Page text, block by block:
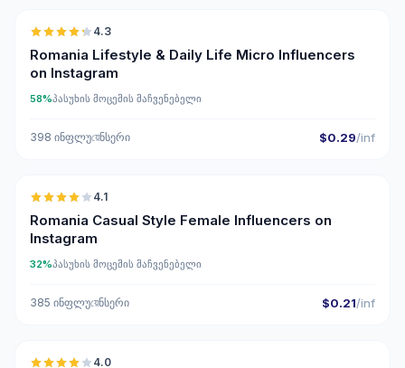
4.3
Romania Lifestyle & Daily Life Micro Influencers
on Instagram
58%პასუხის მოცემის მაჩვენებელი
398 ინფლუয়েნსერი $0.29/inf
🇷🇴
4.1
Romania Casual Style Female Influencers on
Instagram
32%პასუხის მოცემის მაჩვენებელი
385 ინფლუয়েნსერი $0.21/inf
🇷🇴
4.0